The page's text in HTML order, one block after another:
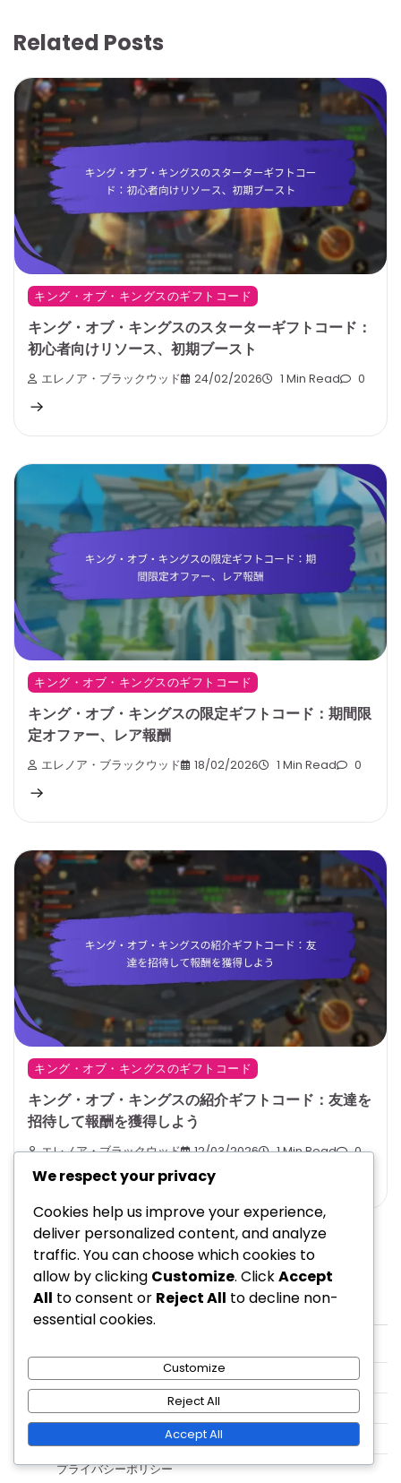
Related Posts
キング・オブ・キングスのギフトコード
キング・オブ・キングスのスターターギフトコード：
初心者向けリソース、初期ブースト
エレノア・ブラックウッド 24/02/2026 1 Min Read 0
キング・オブ・キングスのギフトコード
キング・オブ・キングスの限定ギフトコード：期間限
定オファー、レア報酬
エレノア・ブラックウッド 18/02/2026 1 Min Read 0
キング・オブ・キングスのギフトコード
キング・オブ・キングスの紹介ギフトコード：友達を
招待して報酬を獲得しよう
エレノア・ブラックウッド 12/03/2026 1 Min Read 0
法的情報
ユーザー同意書
私たちの物語
プライバシーポリシー
We respect your privacy
Cookies help us improve your experience,
deliver personalized content, and analyze
traffic. You can choose which cookies to
allow by clicking Customize. ClickAccept
All to consent or Reject All to decline non-
essential cookies.
Customize
Reject All
Accept All